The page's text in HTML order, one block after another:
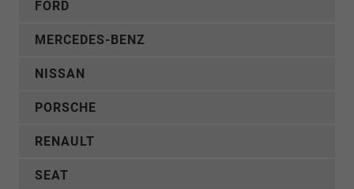
FORD
MERCEDES-BENZ
NISSAN
PORSCHE
RENAULT
SEAT